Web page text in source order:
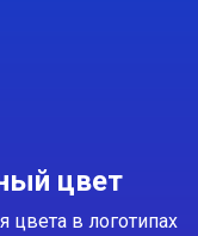
цвет
цвета в логотипах